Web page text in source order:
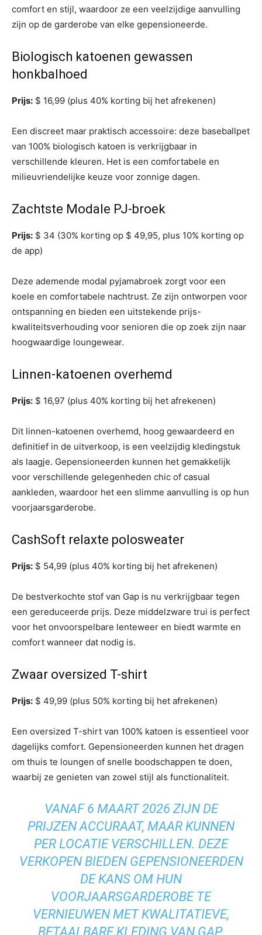
comfort en stijl, waardoor ze een veelzijdige aanvulling
zijn op de garderobe van elke gepensioneerde.
Biologisch katoenen gewassen
honkbalhoed
Prijs: $ 16,99 (plus 40% korting bij het afrekenen)
Een discreet maar praktisch accessoire: deze baseballpet
van 100% biologisch katoen is verkrijgbaar in
verschillende kleuren. Het is een comfortabele en
milieuvriendelijke keuze voor zonnige dagen.
Zachtste Modale PJ-broek
Prijs: $ 34 (30% korting op $ 49,95, plus 10% korting op
de app)
Deze ademende modal pyjamabroek zorgt voor een
koele en comfortabele nachtrust. Ze zijn ontworpen voor
ontspanning en bieden een uitstekende prijs-
kwaliteitsverhouding voor senioren die op zoek zijn naar
hoogwaardige loungewear.
Linnen-katoenen overhemd
Prijs: $ 16,97 (plus 40% korting bij het afrekenen)
Dit linnen-katoenen overhemd, hoog gewaardeerd en
definitief in de uitverkoop, is een veelzijdig kledingstuk
als laagje. Gepensioneerden kunnen het gemakkelijk
voor verschillende gelegenheden chic of casual
aankleden, waardoor het een slimme aanvulling is op hun
voorjaarsgarderobe.
CashSoft relaxte polosweater
Prijs: $ 54,99 (plus 40% korting bij het afrekenen)
De bestverkochte stof van Gap is nu verkrijgbaar tegen
een gereduceerde prijs. Deze middelzware trui is perfect
voor het onvoorspelbare lenteweer en biedt warmte en
comfort wanneer dat nodig is.
Zwaar oversized T-shirt
Prijs: $ 49,99 (plus 50% korting bij het afrekenen)
Een oversized T-shirt van 100% katoen is essentieel voor
dagelijks comfort. Gepensioneerden kunnen het dragen
om thuis te loungen of snelle boodschappen te doen,
waarbij ze genieten van zowel stijl als functionaliteit.
VANAF 6 MAART 2026 ZIJN DE
PRIJZEN ACCURAAT, MAAR KUNNEN
PER LOCATIE VERSCHILLEN. DEZE
VERKOPEN BIEDEN GEPENSIONEERDEN
DE KANS OM HUN
VOORJAARSGARDEROBE TE
VERNIEUWEN MET KWALITATIEVE,
BETAALBARE KLEDING VAN GAP.